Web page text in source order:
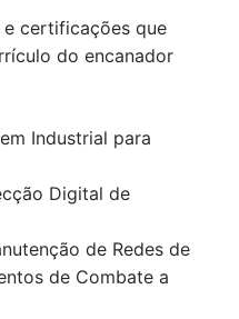
e certificações que
do encanador
Industrial para
Digital de
de Redes de
de Combate a